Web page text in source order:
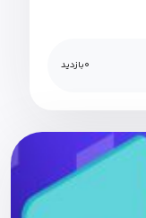
0بازدید